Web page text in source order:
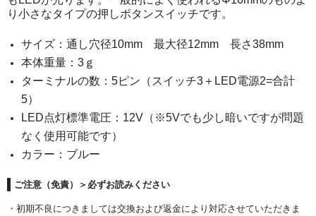
はんだ
ノギス・スライドカッター
ライト照明
シリンジ・シリンダ
り小さなタイプの押しボタンスイッチです。
サイズ：通し穴径10mm 最大径12mm 長さ38mm
本体重量：3ｇ
ターミナルの数：5ピン（スイッチ3＋LED電源2=合計
5）
LED点灯標準電圧：12V（※5Vでも少し暗いですが問題
なく使用可能です）
カラー：ブルー
ご注意（免責）＞必ずお読みください
・初期不良につきましては交換および返金により対応させていただきま